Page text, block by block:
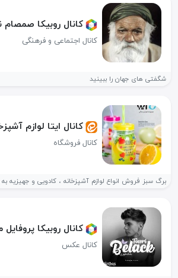
کانال روبیکا صمصام
کانال اجتماعی و فرهنگی
شگفتی های جهان را ببینید
کانال ایتا لوازم
کانال فروشگاه
برگ سبز فروش انواع لوازم آشپزخانه ، کادویی و جهیزیه
کانال روبیکا
کانال عکس